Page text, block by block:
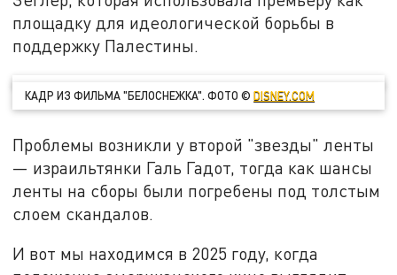
площадку для идеологической борьбы в
поддержку Палестины.
КАДР ИЗ ФИЛЬМА "БЕЛОСНЕЖКА". ФОТО ©DISNEY.COM
Проблемы возникли у второй "звезды" ленты
— израильтянки Галь Гадот, тогда как шансы
ленты на сборы были погребены под толстым
слоем скандалов.
И вот мы находимся в 2025 году, когда